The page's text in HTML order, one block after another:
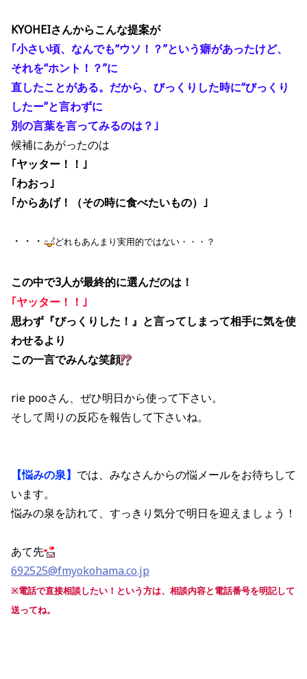
KYOHEIさんからこんな提案が
｢小さい頃、なんでも“ウソ！？”という癖があったけど、
それを“ホント！？”に
直したことがある。だから、びっくりした時に“びっくり
したー”と言わずに
別の言葉を言ってみるのは？｣
候補にあがったのは
｢ヤッター！！｣
｢わおっ｣
｢からあげ！（その時に食べたいもの）｣
・・・ どれもあんまり実用的ではない・・・？
この中で3人が最終的に選んだのは！
｢ヤッター！！｣
思わず『びっくりした！』と言ってしまって相手に気を使
わせるより
この一言でみんな笑顔
rie pooさん、ぜひ明日から使って下さい。
そして周りの反応を報告して下さいね。
【悩みの泉】 では、みなさんからの悩メールをお待ちして
います。
悩みの泉を訪れて、すっきり気分で明日を迎えましょう！
あて先
692525@fmyokohama.co.jp
※電話で直接相談したい！という方は、相談内容と電話番号を明記して
送ってね。